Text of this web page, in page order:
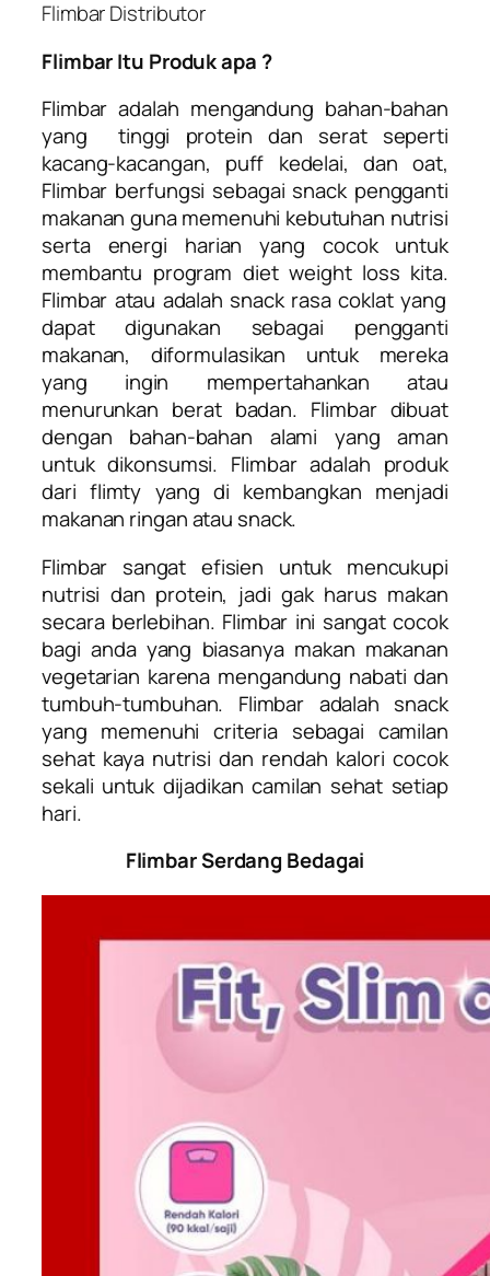
Flimbar Distributor
Flimbar Itu Produk apa ?
Flimbar adalah mengandung bahan-bahan
yang tinggi protein dan serat seperti
kacang-kacangan, puff kedelai, dan oat,
Flimbar berfungsi sebagai snack pengganti
makanan guna memenuhi kebutuhan nutrisi
serta energi harian yang cocok untuk
membantu program diet weight loss kita.
Flimbar atau adalah snack rasa coklat yang
dapat digunakan sebagai pengganti
makanan, diformulasikan untuk mereka
yang ingin mempertahankan atau
menurunkan berat badan. Flimbar dibuat
dengan bahan-bahan alami yang aman
untuk dikonsumsi. Flimbar adalah produk
dari flimty yang di kembangkan menjadi
makanan ringan atau snack.
Flimbar sangat efisien untuk mencukupi
nutrisi dan protein, jadi gak harus makan
secara berlebihan. Flimbar ini sangat cocok
bagi anda yang biasanya makan makanan
vegetarian karena mengandung nabati dan
tumbuh-tumbuhan. Flimbar adalah snack
yang memenuhi criteria sebagai camilan
sehat kaya nutrisi dan rendah kalori cocok
sekali untuk dijadikan camilan sehat setiap
hari.
Flimbar Serdang Bedagai